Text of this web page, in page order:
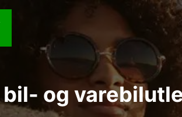
bil- og